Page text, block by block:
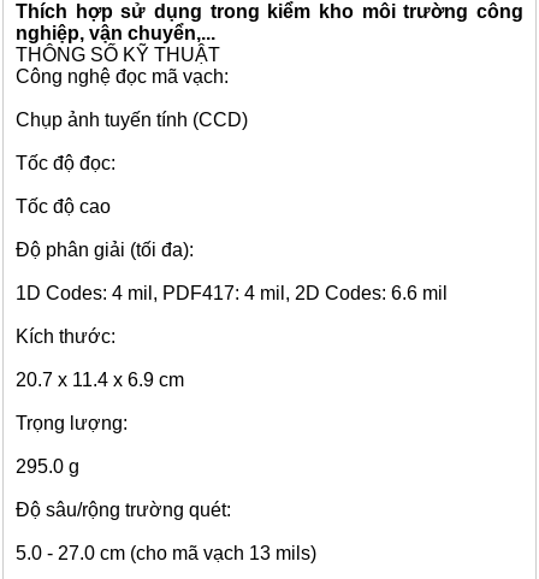
Thích hợp sử dụng trong kiểm kho môi trường công
nghiệp, vận chuyển,...
THÔNG SỐ KỸ THUẬT
Công nghệ đọc mã vạch:
Chụp ảnh tuyến tính (CCD)
Tốc độ đọc:
Tốc độ cao
Độ phân giải (tối đa):
1D Codes: 4 mil, PDF417: 4 mil, 2D Codes: 6.6 mil
Kích thước:
20.7 x 11.4 x 6.9 cm
Trọng lượng:
295.0 g
Độ sâu/rộng trường quét:
5.0 - 27.0 cm (cho mã vạch 13 mils)